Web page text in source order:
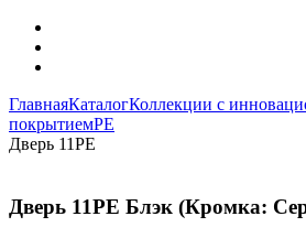
ГлавнаяКаталогКоллекции с
покрытиемPE
Дверь 11PE
Дверь 11PE Блэк (Кромка: